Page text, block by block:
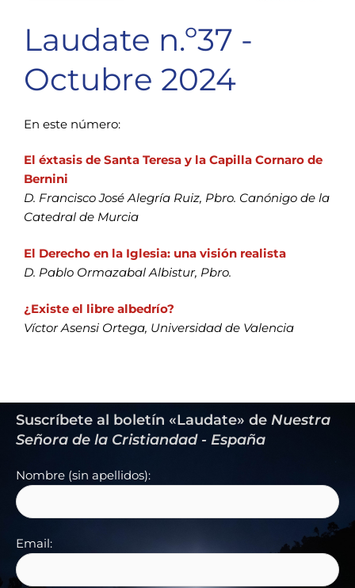
Laudate n.º37 -
Octubre 2024
En este número:
El éxtasis de Santa Teresa y la Capilla Cornaro de
Bernini
D. Francisco José Alegría Ruiz, Pbro. Canónigo de la
Catedral de Murcia
El Derecho en la Iglesia: una visión realista
D. Pablo Ormazabal Albistur, Pbro.
¿Existe el libre albedrío?
Víctor Asensi Ortega, Universidad de Valencia
Suscríbete al boletín «Laudate» de Nuestra
Señora de la Cristiandad - España
Nombre (sin apellidos):
Email: